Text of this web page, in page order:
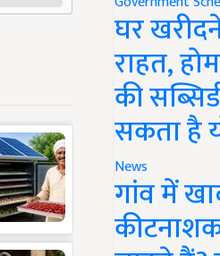
घर
राहत,
की
सकता है
News
गांव में